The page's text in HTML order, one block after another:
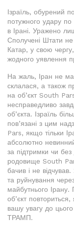
Ізраїль, обурений
потужного удару
в Ірані. Уражено
Сполучені Штати
Катар, у свою
жодного уявлення
На жаль, Іран не
склалася, а також
на об’єкт South
несправедливо
об’єкта. Ізраїль
пов’язані з цим
Pars, якщо тільки
абсолютно
за підтримки чи без
родовище South
бачив і не
та руйнування
майбутнього
об’єкт
вашу увагу до
ТРАМП.